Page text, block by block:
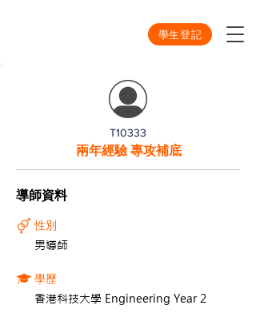
學生登記
T10333
兩年經驗 專攻補底
導師資料
性別
男導師
學歷
香港科技大學 Engineering Year 2